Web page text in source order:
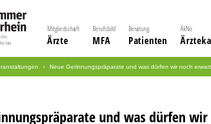
Mitgliedschaft
Ärzte
Berufsbild
MFA
Beratung
Patienten
ÄkNo
Neue Gerinnungspräparate und was dürfen wir noch
und was dürfen